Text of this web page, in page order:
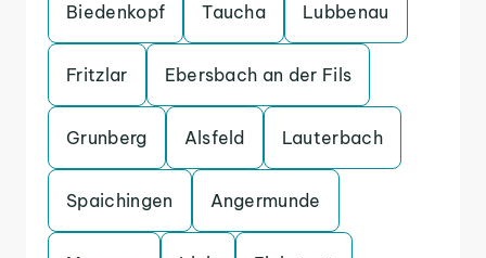
Biedenkopf Taucha Lubbenau
Fritzlar Ebersbach an der Fils
Grunberg Alsfeld Lauterbach
Spaichingen Angermunde